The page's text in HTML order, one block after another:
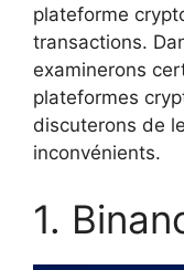
plateforme
transactions.
examinerons
plateformes
discuterons de
inconvénients.
1.